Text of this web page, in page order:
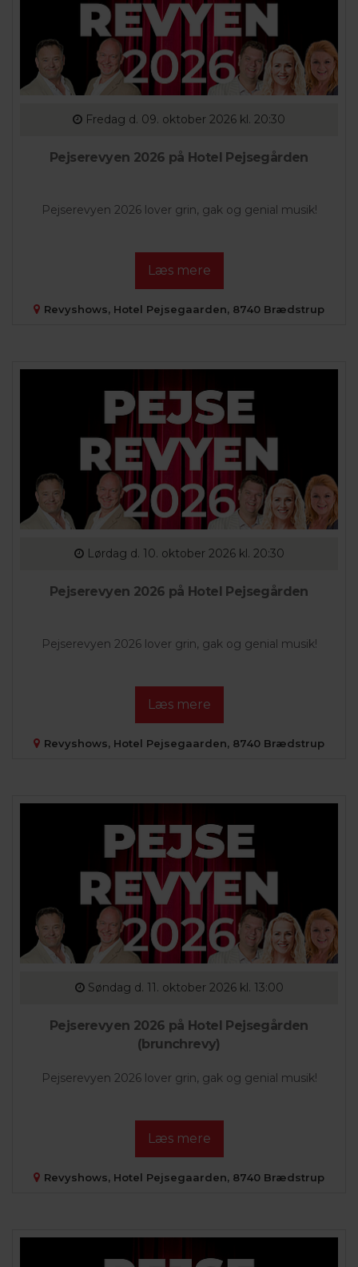
Fredag d. 09. oktober 2026 kl. 20:30
Pejserevyen 2026 på Hotel Pejsegården
Pejserevyen 2026 lover grin, gak og genial musik!
Læs mere
Revyshows, Hotel Pejsegaarden, 8740 Brædstrup
Lørdag d. 10. oktober 2026 kl. 20:30
Pejserevyen 2026 på Hotel Pejsegården
Pejserevyen 2026 lover grin, gak og genial musik!
Læs mere
Revyshows, Hotel Pejsegaarden, 8740 Brædstrup
Søndag d. 11. oktober 2026 kl. 13:00
Pejserevyen 2026 på Hotel Pejsegården
(brunchrevy)
Pejserevyen 2026 lover grin, gak og genial musik!
Læs mere
Revyshows, Hotel Pejsegaarden, 8740 Brædstrup